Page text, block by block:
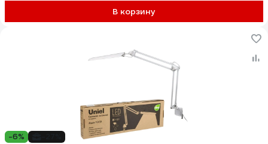
В корзину
-6%